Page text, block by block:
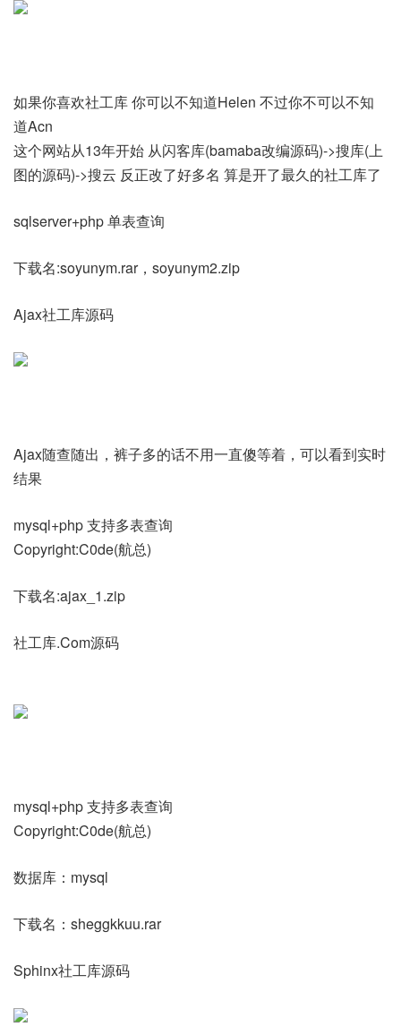
如果你喜欢社工库 你可以不知道Helen 不过你不可以不知
道Acn
这个网站从13年开始 从闪客库(bamaba改编源码)->搜库(上
图的源码)->搜云 反正改了好多名 算是开了最久的社工库了
sqlserver+php 单表查询
下载名:soyunym.rar，soyunym2.zip
Ajax社工库源码
Ajax随查随出，裤子多的话不用一直傻等着，可以看到实时
结果
mysql+php 支持多表查询
Copyright:C0de(航总)
下载名:ajax_1.zip
社工库.Com源码
mysql+php 支持多表查询
Copyright:C0de(航总)
数据库：mysql
下载名：sheggkkuu.rar
Sphinx社工库源码